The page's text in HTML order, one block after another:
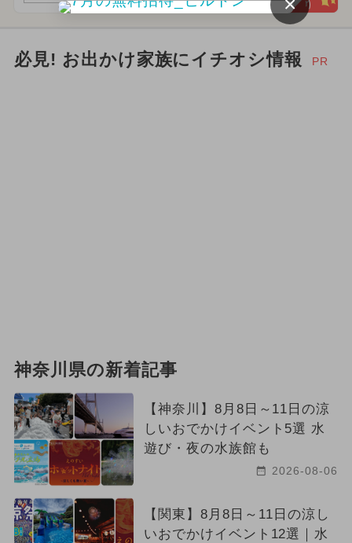
必見! お出かけ家族にイチオシ情報 PR
神奈川県の新着記事
【神奈川】8月8日～11日の涼
しいおでかけイベント5選 水
遊び・夜の水族館も
2026-08-06
【関東】8月8日～11日の涼し
いおでかけイベント12選｜水